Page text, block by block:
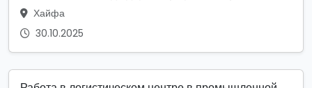
Хайфа
30.10.2025